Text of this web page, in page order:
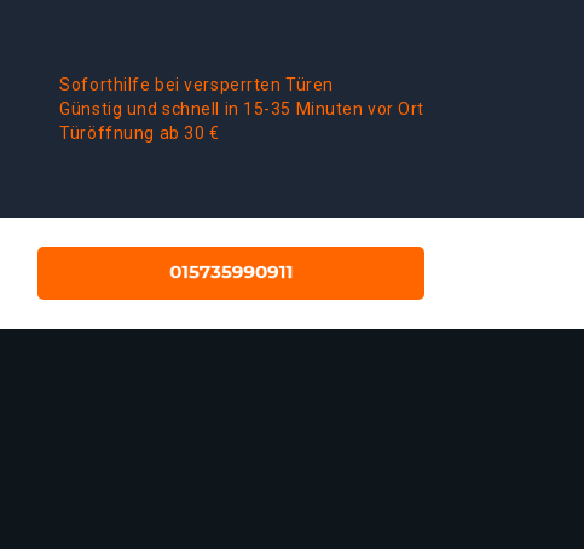
Soforthilfe bei versperrten Türen
Günstig und schnell in 15-35 Minuten vor Ort
Türöffnung ab 30 €